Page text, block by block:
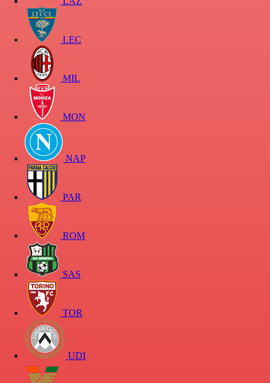
LEC
MIL
MON
NAP
PAR
ROM
SAS
TOR
UDI